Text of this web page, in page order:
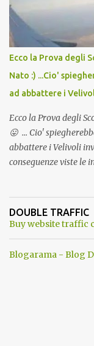
Ecco la Prova degli
Nato :) ...Cio'
ad abbattere i
Ecco la Prova degli
😛 ... Cio'
abbattere i Velivoli
conseguenze viste le
ancora una fantasia
una guerra mondiale
DOUBLE TRAFFIC
Buy website traffic
Blogarama - Blog